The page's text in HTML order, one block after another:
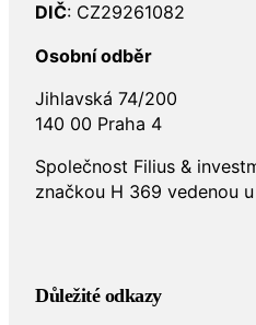
DIČ: CZ29261082
Osobní odběr
Jihlavská 74/200
140 00 Praha 4
Společnost Filius &
značkou H 369 vedenou
Důležité odkazy